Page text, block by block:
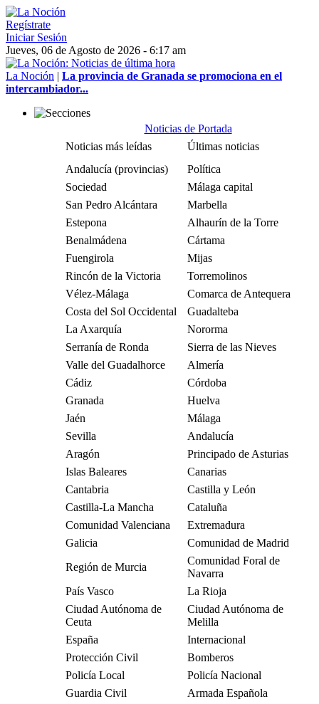
Regístrate
Iniciar Sesión
Jueves, 06 de Agosto de 2026 - 6:17 am
La Noción | La provincia de Granada se promociona en el
intercambiador...
Noticias de Portada
Noticias más leídas
Últimas noticias
Andalucía (provincias)
Política
Sociedad
Málaga capital
San Pedro Alcántara
Marbella
Estepona
Alhaurín de la Torre
Benalmádena
Cártama
Fuengirola
Mijas
Rincón de la Victoria
Torremolinos
Vélez-Málaga
Comarca de Antequera
Costa del Sol Occidental
Guadalteba
La Axarquía
Nororma
Serranía de Ronda
Sierra de las Nieves
Valle del Guadalhorce
Almería
Cádiz
Córdoba
Granada
Huelva
Jaén
Málaga
Sevilla
Andalucía
Aragón
Principado de Asturias
Islas Baleares
Canarias
Cantabria
Castilla y León
Castilla-La Mancha
Cataluña
Comunidad Valenciana
Extremadura
Galicia
Comunidad de Madrid
Región de Murcia
Comunidad Foral de
Navarra
País Vasco
La Rioja
Ciudad Autónoma de
Ceuta
Ciudad Autónoma de
Melilla
España
Internacional
Protección Civil
Bomberos
Policía Local
Policía Nacional
Guardia Civil
Armada Española